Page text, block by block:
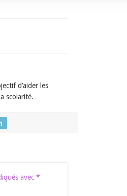
d’aider les
scolarité.
avec *